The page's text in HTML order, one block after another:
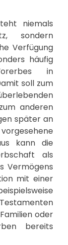
niemals
sondern
Verfügung
häufig
in
soll zum
anderen
später an
kann die
als
Vermögens
mit einer
oder
bereits